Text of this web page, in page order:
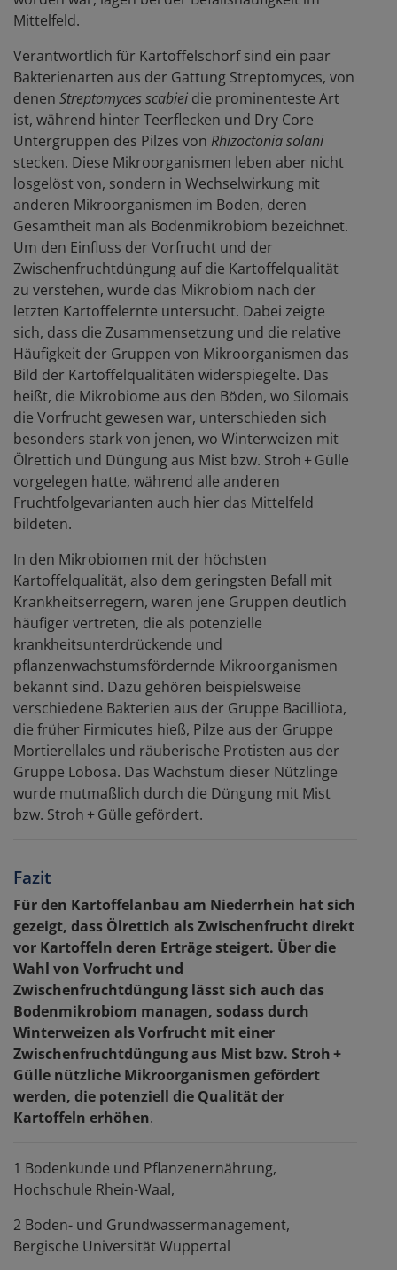
Mittelfeld.
Verantwortlich für Kartoffelschorf sind ein paar
Bakterienarten aus der Gattung Streptomyces, von
denen Streptomyces scabiei die prominenteste Art
ist, während hinter Teerflecken und Dry Core
Untergruppen des Pilzes von Rhizoctonia solani
stecken. Diese Mikroorganismen leben aber nicht
losgelöst von, sondern in Wechselwirkung mit
anderen Mikroorganismen im Boden, deren
Gesamtheit man als Bodenmikrobiom bezeichnet.
Um den Einfluss der Vorfrucht und der
Zwischenfruchtdüngung auf die Kartoffelqualität
zu verstehen, wurde das Mikrobiom nach der
letzten Kartoffelernte untersucht. Dabei zeigte
sich, dass die Zusammensetzung und die relative
Häufigkeit der Gruppen von Mikroorganismen das
Bild der Kartoffelqualitäten widerspiegelte. Das
heißt, die Mikrobiome aus den Böden, wo Silomais
die Vorfrucht gewesen war, unterschieden sich
besonders stark von jenen, wo Winterweizen mit
Ölrettich und Düngung aus Mist bzw. Stroh + Gülle
vorgelegen hatte, während alle anderen
Fruchtfolgevarianten auch hier das Mittelfeld
bildeten.
In den Mikrobiomen mit der höchsten
Kartoffelqualität, also dem geringsten Befall mit
Krankheitserregern, waren jene Gruppen deutlich
häufiger vertreten, die als potenzielle
krankheitsunterdrückende und
pflanzenwachstumsfördernde Mikroorganismen
bekannt sind. Dazu gehören beispielsweise
verschiedene Bakterien aus der Gruppe Bacilliota,
die früher Firmicutes hieß, Pilze aus der Gruppe
Mortierellales und räuberische Protisten aus der
Gruppe Lobosa. Das Wachstum dieser Nützlinge
wurde mutmaßlich durch die Düngung mit Mist
bzw. Stroh + Gülle gefördert.
Fazit
Für den Kartoffelanbau am Niederrhein hat sich
gezeigt, dass Ölrettich als Zwischenfrucht direkt
vor Kartoffeln deren Erträge steigert. Über die
Wahl von Vorfrucht und
Zwischenfruchtdüngung lässt sich auch das
Bodenmikrobiom managen, sodass durch
Winterweizen als Vorfrucht mit einer
Zwischenfruchtdüngung aus Mist bzw. Stroh +
Gülle nützliche Mikroorganismen gefördert
werden, die potenziell die Qualität der
Kartoffeln erhöhen.
1 Bodenkunde und Pflanzenernährung,
Hochschule Rhein-Waal,
2 Boden- und Grundwassermanagement,
Bergische Universität Wuppertal